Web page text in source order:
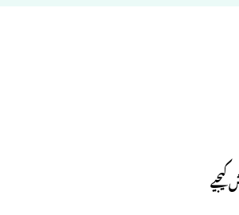
کیجیے